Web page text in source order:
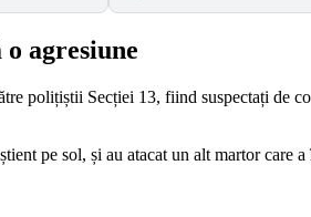
agresiune
polițiștii Secției 13, fiind suspectați de
pe sol, și au atacat un alt martor care